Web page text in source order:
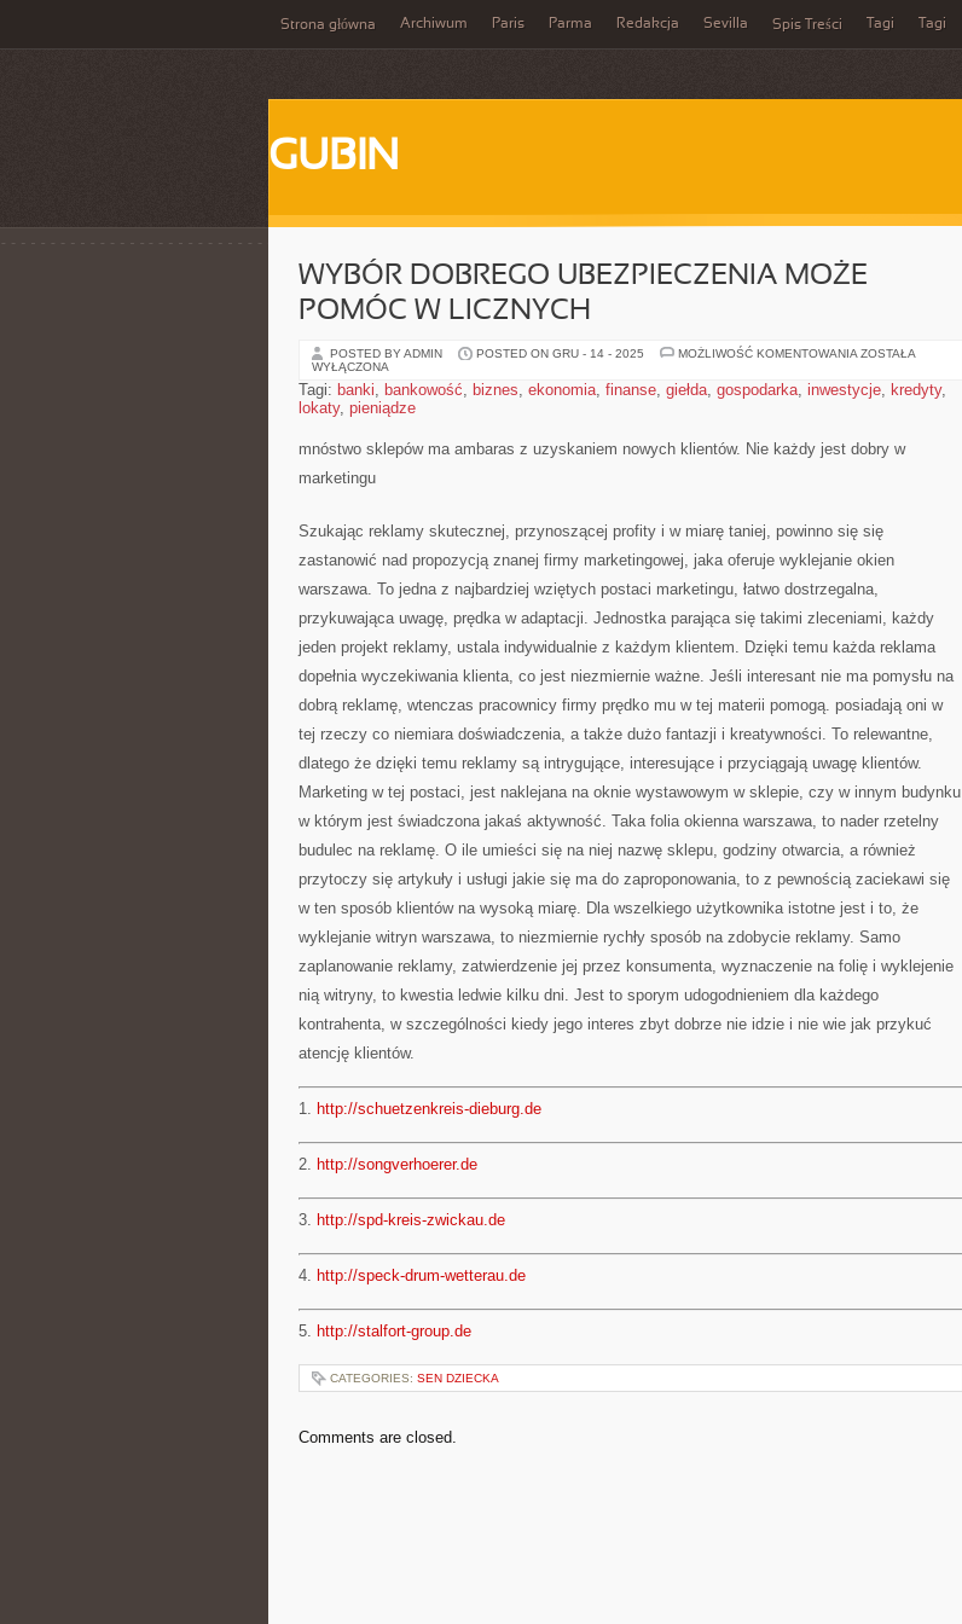
Strona główna Archiwum Paris Parma Redakcja Sevilla Spis Treści Tagi Tagi
GUBIN
WYBÓR DOBREGO UBEZPIECZENIA MOŻE
POMÓC W LICZNYCH
POSTED BY ADMIN POSTED ON GRU - 14 - 2025 MOŻLIWOŚĆ KOMENTOWANIA WYBÓR
MOŻE
ZOSTAŁA
WYŁĄCZONA
Tagi: banki, bankowość, biznes, ekonomia, finanse, giełda, gospodarka, inwestycje, kredyty,
lokaty, pieniądze
mnóstwo sklepów ma ambaras z uzyskaniem nowych klientów. Nie każdy jest dobry w
marketingu
Szukając reklamy skutecznej, przynoszącej profity i w miarę taniej, powinno się się
zastanowić nad propozycją znanej firmy marketingowej, jaka oferuje wyklejanie okien
warszawa. To jedna z najbardziej wziętych postaci marketingu, łatwo dostrzegalna,
przykuwająca uwagę, prędka w adaptacji. Jednostka parająca się takimi zleceniami, każdy
jeden projekt reklamy, ustala indywidualnie z każdym klientem. Dzięki temu każda reklama
dopełnia wyczekiwania klienta, co jest niezmiernie ważne. Jeśli interesant nie ma pomysłu na
dobrą reklamę, wtenczas pracownicy firmy prędko mu w tej materii pomogą. posiadają oni w
tej rzeczy co niemiara doświadczenia, a także dużo fantazji i kreatywności. To relewantne,
dlatego że dzięki temu reklamy są intrygujące, interesujące i przyciągają uwagę klientów.
Marketing w tej postaci, jest naklejana na oknie wystawowym w sklepie, czy w innym budynku
w którym jest świadczona jakaś aktywność. Taka folia okienna warszawa, to nader rzetelny
budulec na reklamę. O ile umieści się na niej nazwę sklepu, godziny otwarcia, a również
przytoczy się artykuły i usługi jakie się ma do zaproponowania, to z pewnością zaciekawi się
w ten sposób klientów na wysoką miarę. Dla wszelkiego użytkownika istotne jest i to, że
wyklejanie witryn warszawa, to niezmiernie rychły sposób na zdobycie reklamy. Samo
zaplanowanie reklamy, zatwierdzenie jej przez konsumenta, wyznaczenie na folię i wyklejenie
nią witryny, to kwestia ledwie kilku dni. Jest to sporym udogodnieniem dla każdego
kontrahenta, w szczególności kiedy jego interes zbyt dobrze nie idzie i nie wie jak przykuć
atencję klientów.
1. http://schuetzenkreis-dieburg.de
2. http://songverhoerer.de
3. http://spd-kreis-zwickau.de
4. http://speck-drum-wetterau.de
5. http://stalfort-group.de
CATEGORIES: SEN DZIECKA
Comments are closed.